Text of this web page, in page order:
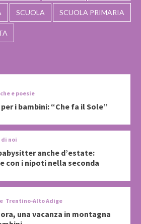
SCUOLA SCUOLA PRIMARIA
e poesie
i bambini: “Che fa il Sole”
di noi
anche d’estate:
con i nipoti nella seconda
Trentino-Alto Adige
una vacanza in montagna